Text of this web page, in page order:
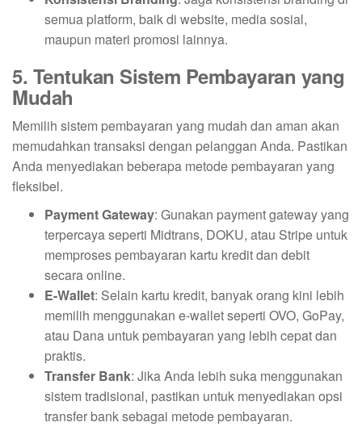
semua platform, baik di website, media sosial,
maupun materi promosi lainnya.
5. Tentukan Sistem Pembayaran yang
Mudah
Memilih sistem pembayaran yang mudah dan aman akan
memudahkan transaksi dengan pelanggan Anda. Pastikan
Anda menyediakan beberapa metode pembayaran yang
fleksibel.
Payment Gateway: Gunakan payment gateway yang
terpercaya seperti Midtrans, DOKU, atau Stripe untuk
memproses pembayaran kartu kredit dan debit
secara online.
E-Wallet: Selain kartu kredit, banyak orang kini lebih
memilih menggunakan e-wallet seperti OVO, GoPay,
atau Dana untuk pembayaran yang lebih cepat dan
praktis.
Transfer Bank: Jika Anda lebih suka menggunakan
sistem tradisional, pastikan untuk menyediakan opsi
transfer bank sebagai metode pembayaran.